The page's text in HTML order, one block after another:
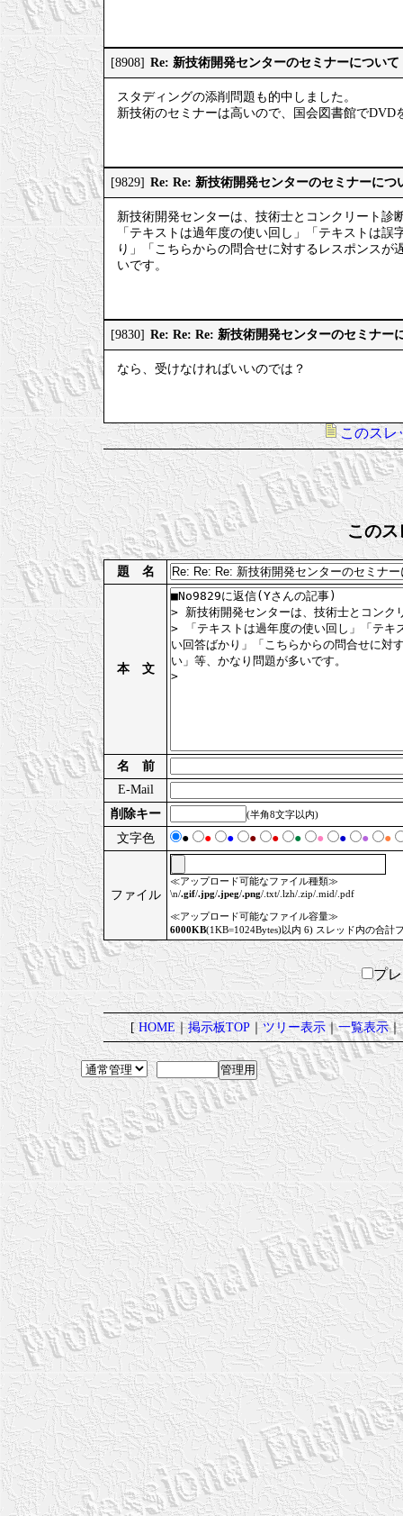
[8908] Re: 新技術開発センターのセミナーについて
スタディングの添削問題も的中しました。
新技術のセミナーは高いので、国会図書館でDVD
[9829] Re: Re: 新技術開発センターのセミナーにつ
新技術開発センターは、技術士とコンクリート
「テキストは過年度の使い回し」「テキストは
り」「こちらからの問合せに対するレスポンス
いです。
[9830] Re: Re: Re: 新技術開発センターのセミナー
なら、受けなければいいのでは？
このスレ
このス
題 名
本 文
名 前
E-Mail
削除キー
(半角8文字以内)
文字色 ● ● ● ● ● ● ● ● ● ●
ファイル
≪アップロード可能なファイル種類≫
\n/.gif/.jpg/.jpeg/.png/.txt/.lzh/.zip/.mid/.pdf
≪アップロード可能なファイル容量≫
6000KB(1KB=1024Bytes)以内 6) スレッド内の合計
プ
[HOME｜掲示板TOP｜ツリー表示｜一覧表示｜